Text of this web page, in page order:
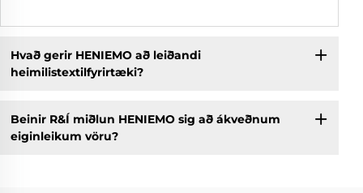
Hvað gerir HENIEMO að leiðandi
heimilistextilfyrirtæki?
Beinir R&Í miðlun HENIEMO sig að ákveðnum
eiginleikum vöru?